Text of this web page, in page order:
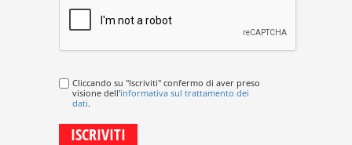
Cliccando su "Iscriviti" confermo di aver preso
visione dell'informativa sul trattamento dei
dati.